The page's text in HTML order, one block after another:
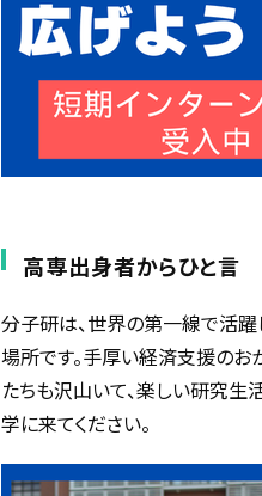
高専出身者からひと言
分子研は、世界の第一線で活
場所です。手厚い経済支援の
たちも沢山いて、楽しい研究生
学に来てください。